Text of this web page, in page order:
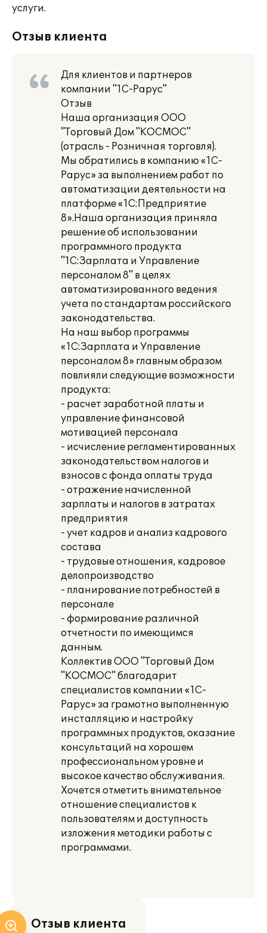
услуги.
Отзыв клиента
Для клиентов и партнеров
компании "1С-Рарус"
Отзыв
Наша организация ООО
"Торговый Дом "КОСМОС"
(отрасль - Розничная торговля).
Мы обратились в компанию «1С-
Рарус» за выполнением работ по
автоматизации деятельности на
платформе «1С:Предприятие
8».Наша организация приняла
решение об использовании
программного продукта
"1С:Зарплата и Управление
персоналом 8" в целях
автоматизированного ведения
учета по стандартам российского
законодательства.
На наш выбор программы
«1С:Зарплата и Управление
персоналом 8» главным образом
повлияли следующие возможности
продукта:
- расчет заработной платы и
управление финансовой
мотивацией персонала
- исчисление регламентированных
законодательством налогов и
взносов с фонда оплаты труда
- отражение начисленной
зарплаты и налогов в затратах
предприятия
- учет кадров и анализ кадрового
состава
- трудовые отношения, кадровое
делопроизводство
- планирование потребностей в
персонале
- формирование различной
отчетности по имеющимся
данным.
Коллектив ООО "Торговый Дом
"КОСМОС" благодарит
специалистов компании «1С-
Рарус» за грамотно выполненную
инсталляцию и настройку
программных продуктов, оказание
консультаций на хорошем
профессиональном уровне и
высокое качество обслуживания.
Хочется отметить внимательное
отношение специалистов к
пользователям и доступность
изложения методики работы с
программами.
Отзыв клиента